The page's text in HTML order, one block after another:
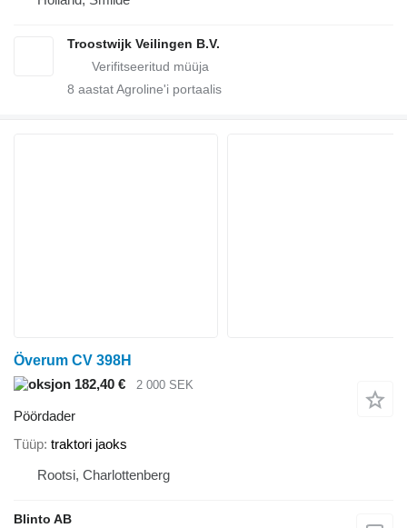
Troostwijk Veilingen B.V.
8 aastat Agroline'i portaalis
Överum CV 398H
182,40 €
2 000 SEK
Pöördader
Tüüp traktori jaoks
Rootsi, Charlottenberg
Blinto AB